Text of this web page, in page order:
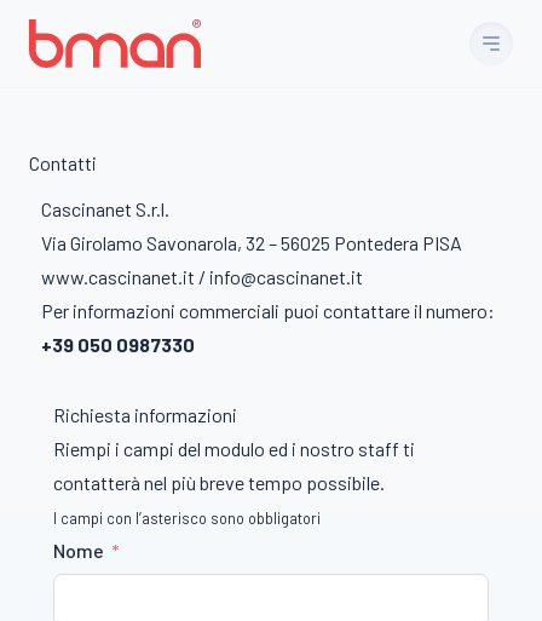
Contatti
Cascinanet S.r.l.
Via Girolamo Savonarola, 32 – 56025 Pontedera PISA
www.cascinanet.it / info@cascinanet.it
Per informazioni commerciali puoi contattare il numero:
+39 050 0987330
Richiesta informazioni
Riempi i campi del modulo ed i nostro staff ti
contatterà nel più breve tempo possibile.
I campi con l’asterisco sono obbligatori
Nome